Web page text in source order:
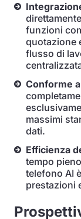
funzioni
quotazione
flusso di
Conforme
massimi
dati.
Efficienza
tempo
telefono AI
prestazioni